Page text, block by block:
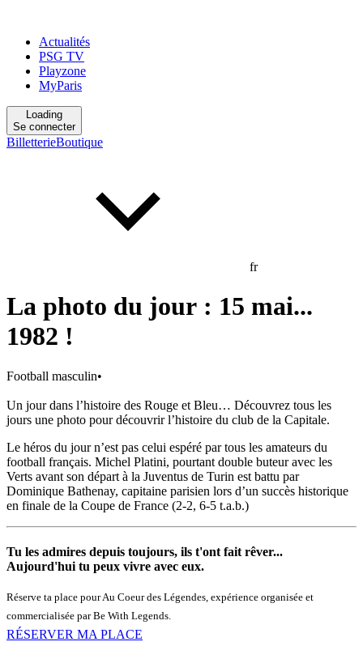
Actualités
PSG TV
Playzone
MyParis
Loading
Se connecter
BilletterieBoutique
fr
La photo du jour : 15 mai...
1982 !
Football masculin•
Un jour dans l’histoire des Rouge et Bleu… Découvrez tous les
jours une photo pour découvrir l’histoire du club de la Capitale.
Le héros du jour n’est pas celui espéré par tous les amateurs du
football français. Michel Platini, pourtant double buteur avec les
Verts avant son départ à la Juventus de Turin est battu par
Dominique Bathenay, capitaine parisien lors d’un succès historique
en finale de la Coupe de France (2-2, 6-5 t.a.b.)
Tu les admires depuis toujours, ils t'ont fait rêver...
Aujourd'hui tu peux vivre avec eux.
Réserve ta place pour Au Coeur des Légendes, expérience organisée et
commercialisée par Be With Legends.
RÉSERVER MA PLACE